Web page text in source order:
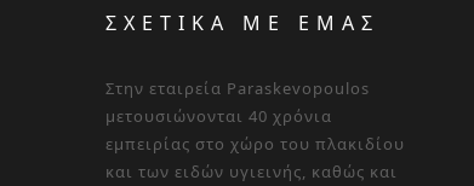
ΣΧΕΤΙΚΑ ΜΕ ΕΜΑΣ
Στην εταιρεία Paraskevopoulos
μετουσιώνονται 40 χρόνια
εμπειρίας στο χώρο του πλακιδίου
και των ειδών υγιεινής, καθώς και